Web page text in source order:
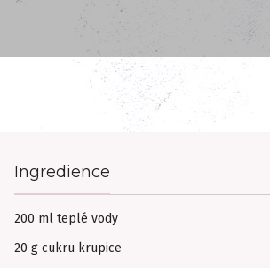
Ingredience
200 ml teplé vody
20 g cukru krupice